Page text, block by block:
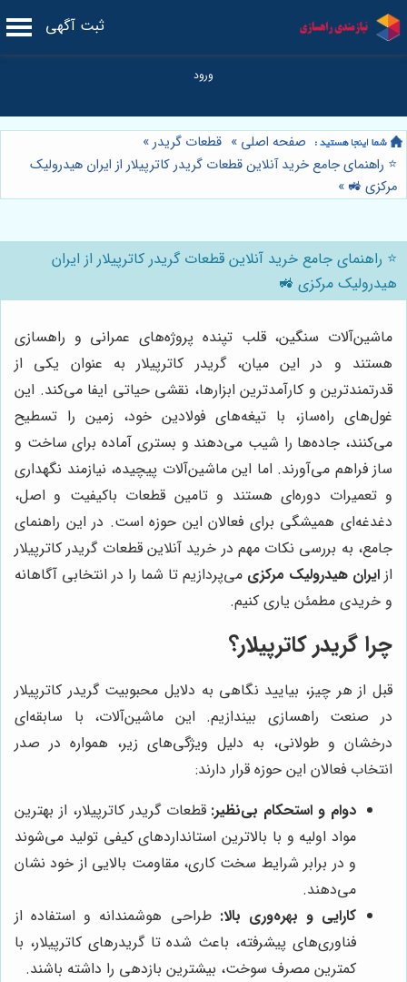
ثبت آگهی
صفحه اصلی » قطعات گریدر»
⭐️ راهنمای جامع خرید آنلاین قطعات گریدر کاترپیلار از ایران هیدرولیک
مرکزی 🚜 »
⭐️ راهنمای جامع خرید آنلاین قطعات گریدر کاترپیلار از ایران
هیدرولیک مرکزی 🚜
ماشین‌آلات سنگین، قلب تپنده پروژه‌های عمرانی و راهسازی
هستند و در این میان، گریدر کاترپیلار به عنوان یکی از
قدرتمندترین و کارآمدترین ابزارها، نقشی حیاتی ایفا می‌کند. این
غول‌های راه‌ساز، با تیغه‌های فولادین خود، زمین را تسطیح
می‌کنند، جاده‌ها را شیب می‌دهند و بستری آماده برای ساخت و
ساز فراهم می‌آورند. اما این ماشین‌آلات پیچیده، نیازمند نگهداری
و تعمیرات دوره‌ای هستند و تامین قطعات باکیفیت و اصل،
دغدغه‌ای همیشگی برای فعالان این حوزه است. در این راهنمای
جامع، به بررسی نکات مهم در خرید آنلاین قطعات گریدر کاترپیلار
از ایران هیدرولیک مرکزی می‌پردازیم تا شما را در انتخابی آگاهانه
و خریدی مطمئن یاری کنیم.
چرا گریدر کاترپیلار؟
قبل از هر چیز، بیایید نگاهی به دلایل محبوبیت گریدر کاترپیلار
در صنعت راهسازی بیندازیم. این ماشین‌آلات، با سابقه‌ای
درخشان و طولانی، به دلیل ویژگی‌های زیر، همواره در صدر
انتخاب فعالان این حوزه قرار دارند:
دوام و استحکام بی‌نظیر: قطعات گریدر کاترپیلار، از بهترین
مواد اولیه و با بالاترین استانداردهای کیفی تولید می‌شوند
و در برابر شرایط سخت کاری، مقاومت بالایی از خود نشان
می‌دهند.
کارایی و بهره‌وری بالا: طراحی هوشمندانه و استفاده از
فناوری‌های پیشرفته، باعث شده تا گریدرهای کاترپیلار، با
کمترین مصرف سوخت، بیشترین بازدهی را داشته باشند.